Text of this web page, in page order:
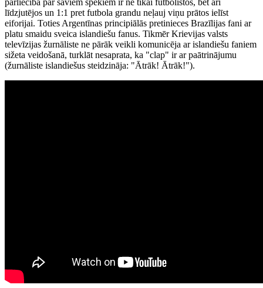
līdzjutējos un 1:1 pret futbola grandu neļauj viņu prātos ielīst
eiforijai. Toties Argentīnas principiālās pretinieces Brazīlijas fani ar
platu smaidu sveica islandiešu fanus. Tikmēr Krievijas valsts
televīzijas žurnāliste ne pārāk veikli komunicēja ar islandiešu faniem
sižeta veidošanā, turklāt nesaprata, ka "clap" ir ar paātrinājumu
(žurnāliste islandiešus steidzināja: "Ātrāk! Ātrāk!").